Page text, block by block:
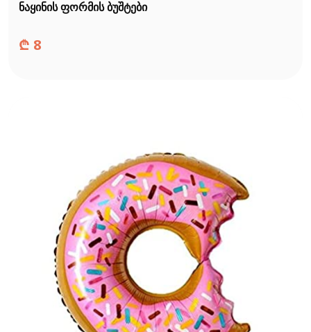
ნაყინის ფორმის ბუშტები
₾ 8